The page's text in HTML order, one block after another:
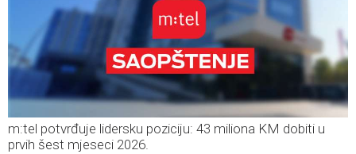
m:tel potvrđuje lidersku poziciju: 43 miliona KM dobiti u
prvih šest mjeseci 2026.